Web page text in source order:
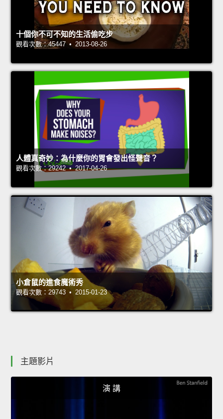
十個你不可不知的生活偷吃步
觀看次數：45447 • 2013-08-26
人體真奇妙：為什麼你的胃會發出怪聲音？
觀看次數：29242 • 2017-04-26
小倉鼠的進食魔術秀
觀看次數：29743 • 2015-01-23
主題影片
演 講